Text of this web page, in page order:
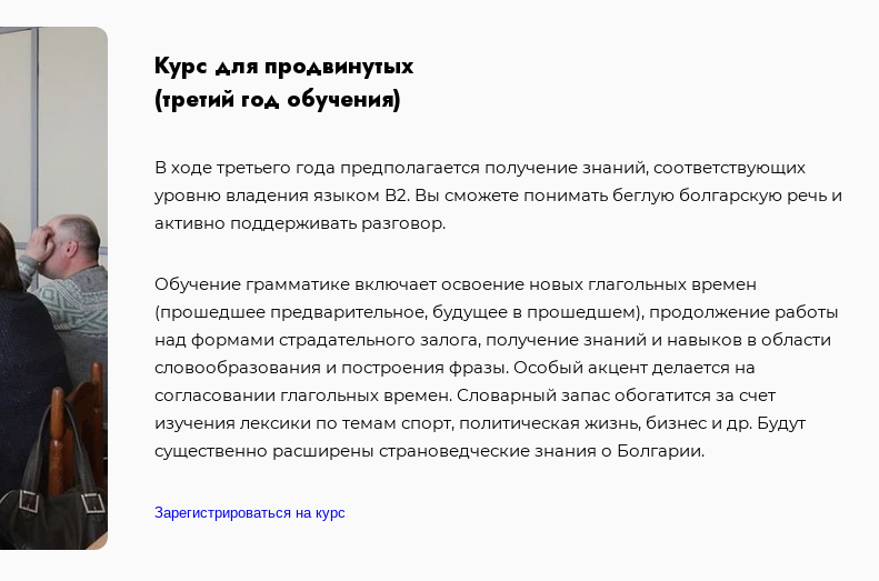
Курс для продвинутых
(третий год обучения)
В ходе третьего года предполагается получение знаний, соответствующих
уровню владения языком В2. Вы сможете понимать беглую болгарскую речь и
активно поддерживать разговор.
Обучение грамматике включает освоение новых глагольных времен
(прошедшее предварительное, будущее в прошедшем), продолжение работы
над формами страдательного залога, получение знаний и навыков в области
словообразования и построения фразы. Особый акцент делается на
согласовании глагольных времен. Словарный запас обогатится за счет
изучения лексики по темам спорт, политическая жизнь, бизнес и др. Будут
существенно расширены страноведческие знания о Болгарии.
Зарегистрироваться на курс